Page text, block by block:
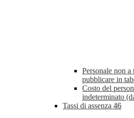
Personale non
pubblicare in
Costo del
indeterminato
Tassi di assenza 46